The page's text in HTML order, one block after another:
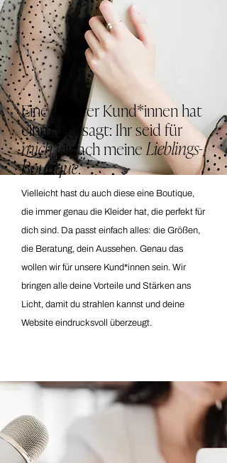
Eine unserer Kund*innen hat
einmal gesagt: Ihr seid für
micheinfach meineLieblings-
Boutique.
Vielleicht hast du auch diese eine Boutique,
die immer genau die Kleider hat, die perfekt für
dich sind. Da passt einfach alles: die Größen,
die Beratung, dein Aussehen. Genau das
wollen wir für unsere Kund*innen sein. Wir
bringen alle deine Vorteile und Stärken ans
Licht, damit du strahlen kannst und deine
Website eindrucksvoll überzeugt.